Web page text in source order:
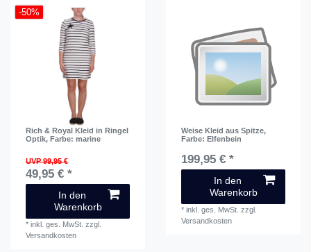
-50%
Rich & Royal Kleid in Ringel
Optik, Farbe: marine
UVP 99,95 €
49,95 € *
In den
Warenkorb
*inkl. ges. MwSt. zzgl.
Versandkosten
Weise Kleid aus Spitze,
Farbe: Elfenbein
199,95 € *
In den
Warenkorb
*inkl. ges. MwSt. zzgl.
Versandkosten